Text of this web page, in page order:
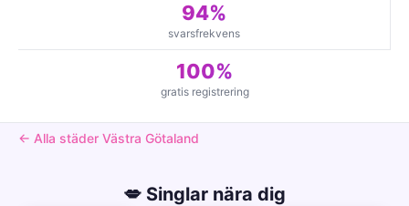
94%
svarsfrekvens
100%
gratis registrering
← Alla städer Västra Götaland
💋 Singlar nära dig